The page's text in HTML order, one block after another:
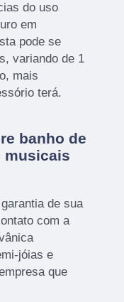
do uso
em
pode se
variando de 1
mais
terá.
banho de
musicais
de sua
com a
jóias e
que